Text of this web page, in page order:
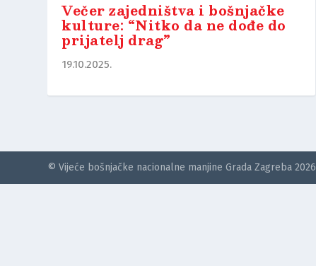
Večer zajedništva i bošnjačke
kulture: “Nitko da ne dođe do
prijatelj drag”
19.10.2025.
© Vijeće bošnjačke nacionalne manjine Grada Zagreba 2026